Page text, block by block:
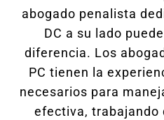
abogado penalista
DC a su lado
diferencia. Los
PC tienen la
necesarios para
efectiva, trabajando